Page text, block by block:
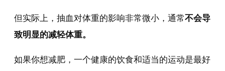
但实际上，抽血对体重的影响非常微小，通常不会导
致明显的减轻体重。
如果你想减肥，一个健康的饮食和适当的运动是最好